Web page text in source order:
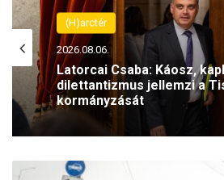
Keresztényüldözés
2026.08.06.
Simicskó István: Az elmúlt
rendszeressé váltak a
elleni agresszív
Uniós